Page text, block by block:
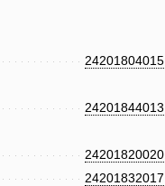
24201804015
24201844013
24201820020
24201832017